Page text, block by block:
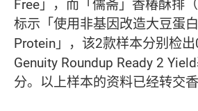
Free」，而「儒斋」香椿酥排
标示「使用非基因改造大豆蛋
Protein」，该2款样本分别检出
Genuity Roundup Ready 2
分。以上样本的资料已经转交香